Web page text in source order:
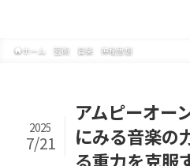
ホーム 芸術 音楽 神秘思想
アムピーオー
にみる音楽の
る重力を克服
2025
7/21